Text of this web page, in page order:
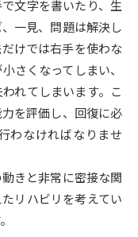
大学検索
ローバルに強い大学特
・特待生制度特集
択
文字を書いたり、生
一見、問題は解決し
けでは右手を使わな
さくなってしまい、
れてしまいます。こ
を評価し、回復に必
わなければなりませ
きと非常に密接な関
リハビリを考えてい